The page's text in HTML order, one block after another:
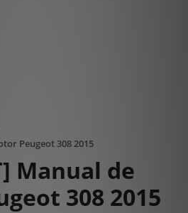
Peugeot 308 2015
Manual de
308 2015